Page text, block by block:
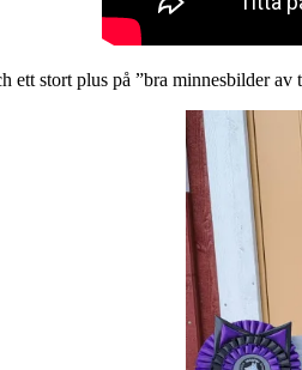
ett stort plus på ”bra minnesbilder